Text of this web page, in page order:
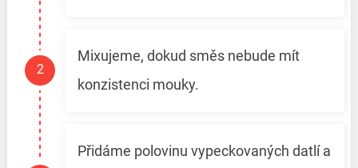
Mixujeme, dokud směs nebude mít
konzistenci mouky.
Přidáme polovinu vypeckovaných datlí a